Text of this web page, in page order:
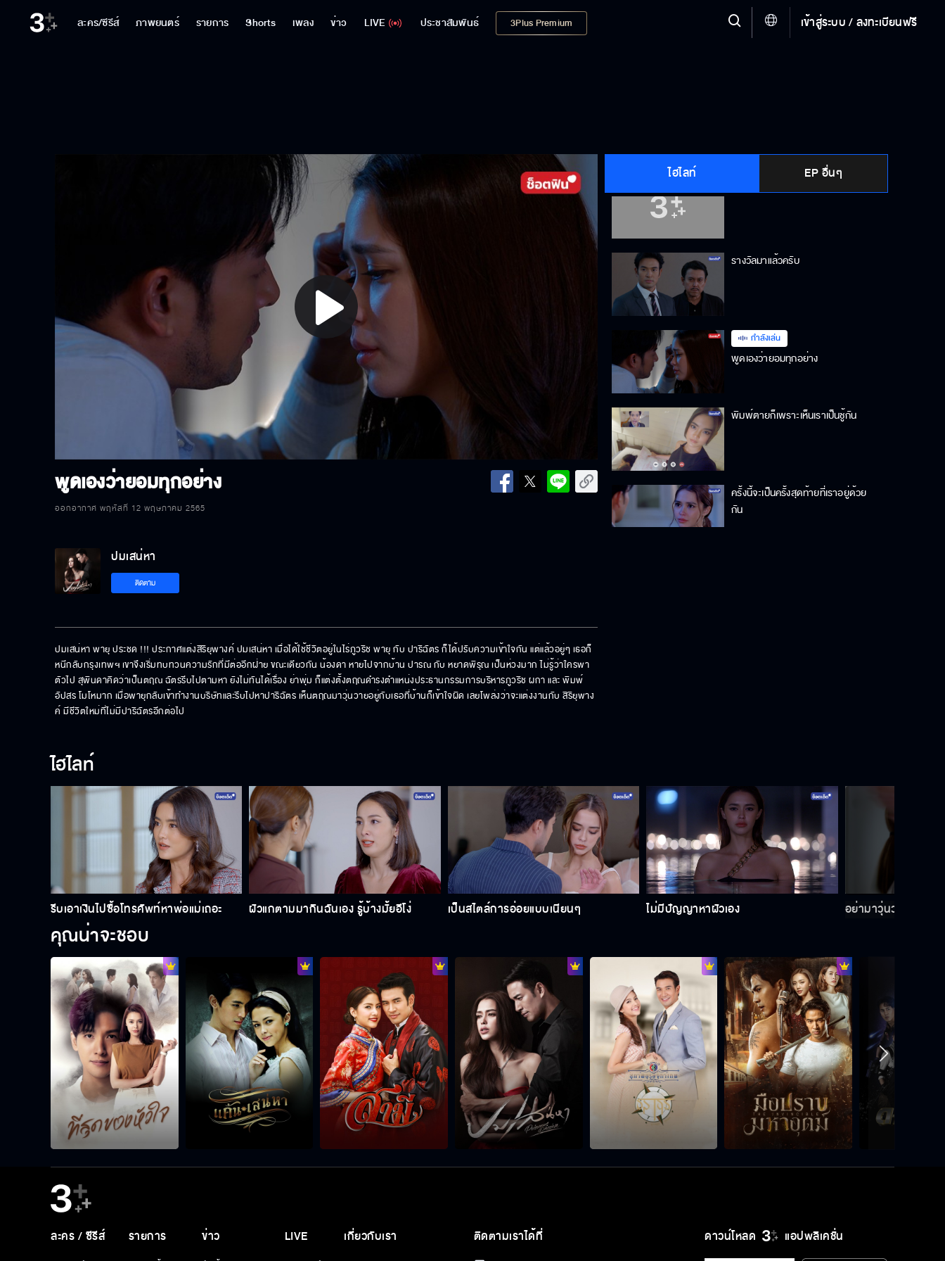
ละคร/ซีรีส์ ภาพยนตร์ รายการ Shorts เพลง ข่าว LIVE ประชาสัมพันธ์ 3Plus Premium เข้าสู่ระบบ / ลงทะเบียนฟรี
Play
Video
พูดเองว่ายอมทุกอย่าง
ออกอากาศ พฤหัสที่ 12 พฤษภาคม 2565
ไฮไลท์ EP อื่นๆ
คนอะไร เอาได้แม้กระทั่งผัวน้องตัวเอง
รางวัลมาแล้วครับ
กำลังเล่น
พูดเองว่ายอมทุกอย่าง
พิมพ์ตายก็เพราะเห็นเราเป็นชู้กัน
ครั้งนี้จะเป็นครั้งสุดท้ายที่เราอยู่ด้วย
กัน
ยังกล้าพูดคำนี้อีกเหรอ
ขอโทษนะผมเลิกโง่แล้ว
Special Fin ปมเสน่หา
สะใจแล้วหรือยัง
ใจนึงก็รัก อีกใจก็ช้ำ
ปมเสน่หา
ติดตาม
ปมเสน่หา พายุ ประชด !!! ประกาศแต่งสิริยุพางค์ ปมเสน่หา เมื่อได้ใช้ชีวิตอยู่ในไร่ภูวริช พายุ กับ ปาริฉัตร ก็ได้ปรับความเข้าใจกัน แต่แล้วอยู่ๆ เธอก็
หนีกลับกรุงเทพฯ เขาจึงเริ่มทบทวนความรักที่มีต่ออีกฝ่าย ขณะเดียวกัน น้องดา หายไปจากบ้าน ปารณ กับ หยาดพิรุณ เป็นห่วงมาก ไม่รู้ว่าใครพา
ตัวไป สุพินดาคิดว่าเป็นตฤณ ฉัตรรีบไปตามหา ยังไม่ทันได้เรื่อง ย่าพุ่ม ก็แต่งตั้งตฤณดำรงตำแหน่งประธานกรรมการบริหารภูวริช ผกา และ พิมพ์
อัปสร โมโหมาก เมื่อพายุกลับเข้าทำงานบริษัทและรีบไปหาปาริฉัตร เห็นตฤณมาวุ่นวายอยู่กับเธอที่บ้านก็เข้าใจผิด เลยโพล่งว่าจะแต่งงานกับ สิริยุพาง
ค์ มีชีวิตใหม่ที่ไม่มีปาริฉัตรอีกต่อไป
ไฮไลท์
รีบเอาเงินไปซื้อโทรศัพท์หาพ่อแม่เถอะ ผัวแกตามมากินฉันเอง รู้บ้างมั้ยอีโง่ เป็นสไตล์การอ่อยแบบเนียนๆ ไม่มีปัญญาหาผัวเอง อย่ามาวุ่นวายอีก ไม่
คุณน่าจะชอบ
ดาวน์โหลด แอปพลิเคชั่น
ละคร / ซีรีส์ รายการ ข่าว LIVE เกี่ยวกับเรา ติดตามเราได้ที่